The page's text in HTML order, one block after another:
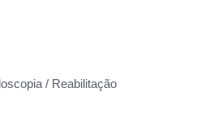
/ Reabilitação